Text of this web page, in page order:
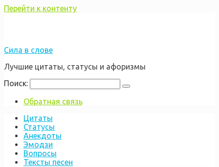
Перейти к контенту
Сила в слове
Лучшие цитаты, статусы и афоризмы
Поиск:
Обратная связь
Цитаты
Статусы
Анекдоты
Эмодзи
Вопросы
Тексты песен